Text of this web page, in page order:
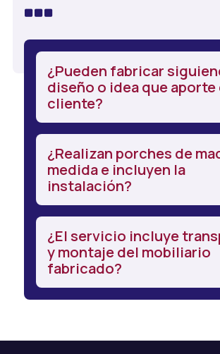
¿Pueden fabricar
diseño o idea que aporte
cliente?
¿Realizan porches de
medida e incluyen la
instalación?
¿El servicio incluye
y montaje del mobiliario
fabricado?